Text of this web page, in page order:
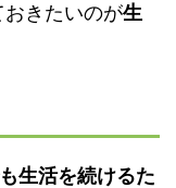
きたいのが生
生活を続けるた